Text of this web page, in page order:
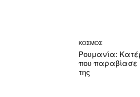
ΚΟΣΜΟΣ
Ρουμανία:
που παραβίασε
της